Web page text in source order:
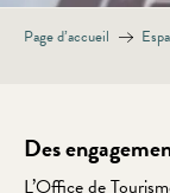
Page d’accueil
Des